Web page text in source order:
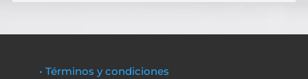
• Términos y condiciones